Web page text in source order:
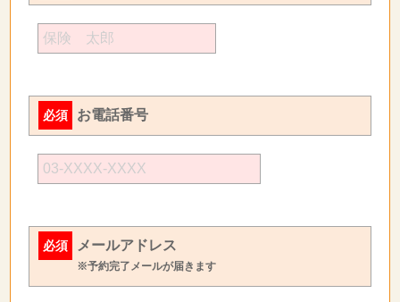
必須 お電話番号
必須 メールアドレス
※予約完了メールが届きます